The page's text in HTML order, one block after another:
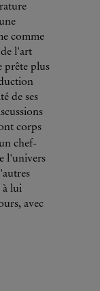
comme
de l'art
prête plus
de ses
corps
chef-
l'univers
à lui
avec